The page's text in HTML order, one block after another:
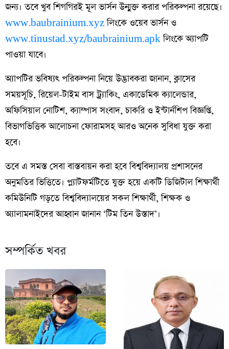
জন্য। তবে খুব শিগগিরই মূল ভার্সন উন্মুক্ত করার পরিকল্পনা রয়েছে।
www.baubrainium.xyzলিংকে ওয়েব ভার্সন ও
www.tinustad.xyz/baubrainium.apkলিংকে অ্যাপটি
পাওয়া যাবে।
অ্যাপটির ভবিষ্যৎ পরিকল্পনা নিয়ে উদ্ভাবকরা জানান, ক্লাসের
সময়সূচি, রিয়েল-টাইম বাস ট্র্যাকিং, একাডেমিক ক্যালেন্ডার,
অফিসিয়াল নোটিশ, ক্যাম্পাস সংবাদ, চাকরি ও ইন্টার্নশিপ বিজ্ঞপ্তি,
বিভাগভিত্তিক আলোচনা ফোরামসহ আরও অনেক সুবিধা যুক্ত করা
হবে।
তবে এ সমস্ত সেবা বাস্তবায়ন করা হবে বিশ্ববিদ্যালয় প্রশাসনের
অনুমতির ভিত্তিতে। প্ল্যাটফর্মটিতে যুক্ত হয়ে একটি ডিজিটাল শিক্ষার্থী
কমিউনিটি গড়তে বিশ্ববিদ্যালয়ের সকল শিক্ষার্থী, শিক্ষক ও
অ্যালামনাইদের আহ্বান জানান ‘টিম তিন উস্তাদ’।
সম্পর্কিত খবর